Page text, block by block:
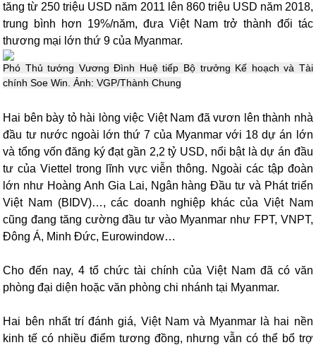
tăng từ 250 triệu USD năm 2011 lên 860 triệu USD năm 2018,
trung bình hơn 19%/năm, đưa Việt Nam trở thành đối tác
thương mại lớn thứ 9 của Myanmar.
Phó Thủ tướng Vương Đình Huệ tiếp Bộ trưởng Kế hoạch và Tài
chính Soe Win. Ảnh: VGP/Thành Chung
Hai bên bày tỏ hài lòng việc Việt Nam đã vươn lên thành nhà
đầu tư nước ngoài lớn thứ 7 của Myanmar với 18 dự án lớn
và tổng vốn đăng ký đạt gần 2,2 tỷ USD, nổi bật là dự án đầu
tư của Viettel trong lĩnh vực viễn thông. Ngoài các tập đoàn
lớn như Hoàng Anh Gia Lai, Ngân hàng Đầu tư và Phát triển
Việt Nam (BIDV)…, các doanh nghiệp khác của Việt Nam
cũng đang tăng cường đầu tư vào Myanmar như FPT, VNPT,
Đông Á, Minh Đức, Eurowindow…
Cho đến nay, 4 tổ chức tài chính của Việt Nam đã có văn
phòng đại diện hoặc văn phòng chi nhánh tại Myanmar.
Hai bên nhất trí đánh giá, Việt Nam và Myanmar là hai nền
kinh tế có nhiều điểm tương đồng, nhưng vẫn có thể bổ trợ